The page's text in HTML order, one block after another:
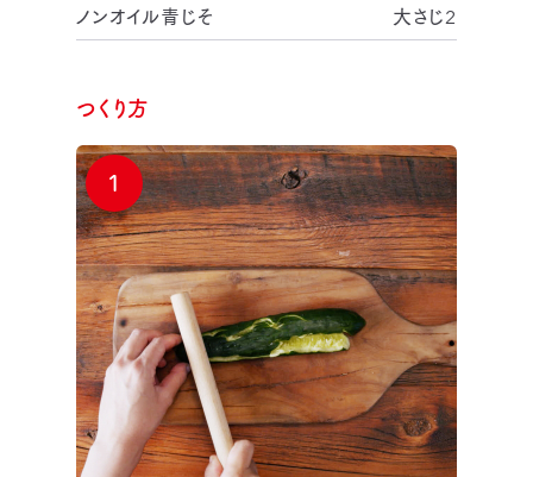
ノンオイル青じそ
大さじ2
つくり方
1